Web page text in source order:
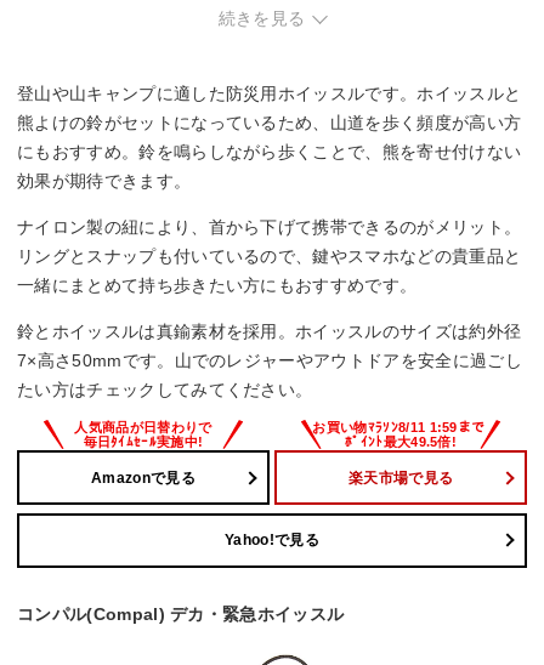
・コンパクト性を最重視する方。鈴とホイッスルの組み合わ
せのため、単体ホイッスルより若干かさばる傾向。
続きを見る
登山や山キャンプに適した防災用ホイッスルです。ホイッスルと
熊よけの鈴がセットになっているため、山道を歩く頻度が高い方
にもおすすめ。鈴を鳴らしながら歩くことで、熊を寄せ付けない
効果が期待できます。
ナイロン製の紐により、首から下げて携帯できるのがメリット。
リングとスナップも付いているので、鍵やスマホなどの貴重品と
一緒にまとめて持ち歩きたい方にもおすすめです。
鈴とホイッスルは真鍮素材を採用。ホイッスルのサイズは約外径
7×高さ50mmです。山でのレジャーやアウトドアを安全に過ごし
たい方はチェックしてみてください。
Amazonで見る 楽天市場で見る
Yahoo!で見る
コンパル(Compal) デカ・緊急ホイッスル